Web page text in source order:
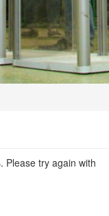
Please try again with